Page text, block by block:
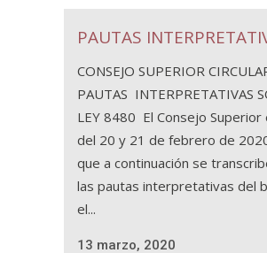
PAUTAS
CONSEJO SUPERIOR
PAUTAS INTERPRETATIVAS
LEY 8480 El Consejo
del 20 y 21 de febrero de
que a continuación se
las pautas interpretativas del
el...
13 marzo, 2020